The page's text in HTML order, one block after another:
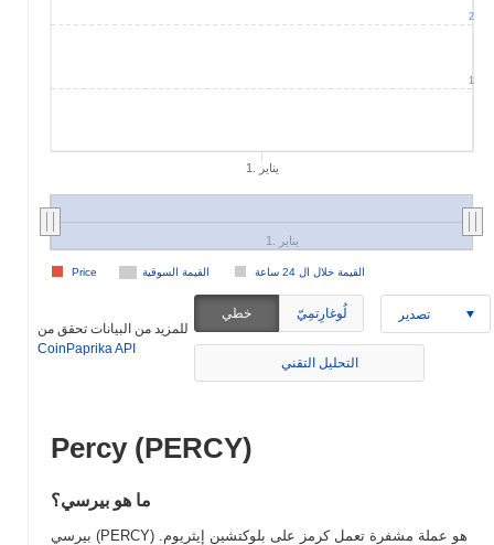
1. يناير
القيمة السوقية القيمة خلال ال 24 ساعة Price
1. يناير
1
2
للمزيد من البيانات تحقق من
CoinPaprika API
خطي لُوغارِتمِيّ تصدير
التحليل التقني
Percy (PERCY)
ما هو بيرسي؟
بيرسي (PERCY) هو عملة مشفرة تعمل كرمز على بلوكتشين إيثريوم.